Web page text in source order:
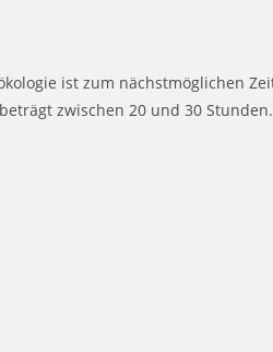
ist zum nächstmöglichen
zwischen 20 und 30